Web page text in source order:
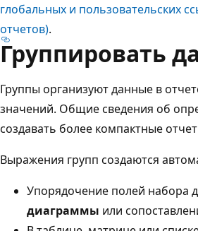
глобальных и пользовательских
отчетов).
Группировать
Группы организуют данные в
значений. Общие сведения об
создавать более компактные
Выражения групп создаются
Упорядочение полей набора
диаграммы или